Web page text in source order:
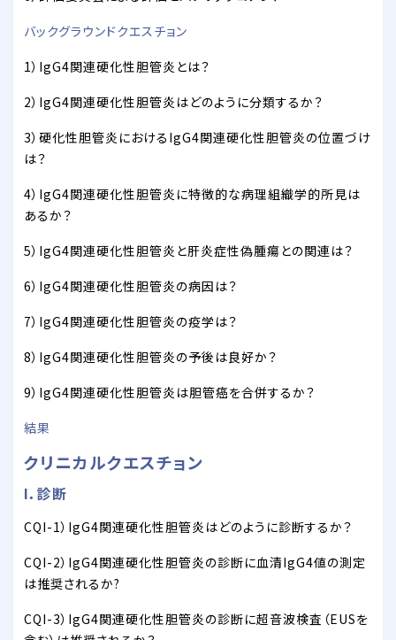
バックグラウンドクエスチョン
1）IgG4関連硬化性胆管炎とは？
2）IgG4関連硬化性胆管炎はどのように分類するか？
3）硬化性胆管炎におけるIgG4関連硬化性胆管炎の位置づけ
は？
4）IgG4関連硬化性胆管炎に特徴的な病理組織学的所見は
あるか？
5）IgG4関連硬化性胆管炎と肝炎症性偽腫瘍との関連は？
6）IgG4関連硬化性胆管炎の病因は？
7）IgG4関連硬化性胆管炎の疫学は？
8）IgG4関連硬化性胆管炎の予後は良好か？
9）IgG4関連硬化性胆管炎は胆管癌を合併するか？
結果
クリニカルクエスチョン
I．診断
CQI-1）IgG4関連硬化性胆管炎はどのように診断するか？
CQI-2）IgG4関連硬化性胆管炎の診断に血清IgG4値の測定
は推奨されるか?
CQI-3）IgG4関連硬化性胆管炎の診断に超音波検査（EUSを